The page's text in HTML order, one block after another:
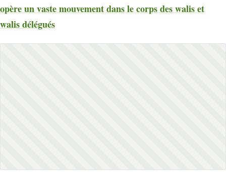
opère un vaste mouvement dans le corps des walis et
walis délégués